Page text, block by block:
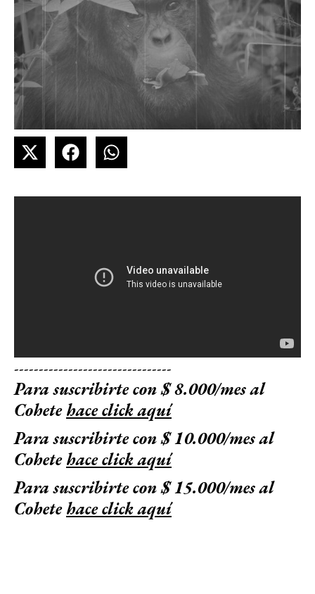
--------------------------------
Para suscribirte con $ 8.000/mes al
Cohetehace click aquí
Para suscribirte con $ 10.000/mes al
Cohetehace click aquí
Para suscribirte con $ 15.000/mes al
Cohetehace click aquí